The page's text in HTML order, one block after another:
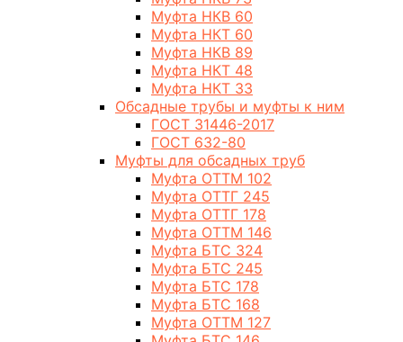
Муфта НКВ 60
Муфта НКТ 60
Муфта НКВ 89
Муфта НКТ 48
Муфта НКТ 33
Обсадные трубы и муфты к ним
ГОСТ 31446-2017
ГОСТ 632-80
Муфты для обсадных труб
Муфта ОТТМ 102
Муфта ОТТГ 245
Муфта ОТТГ 178
Муфта ОТТМ 146
Муфта БТС 324
Муфта БТС 245
Муфта БТС 178
Муфта БТС 168
Муфта ОТТМ 127